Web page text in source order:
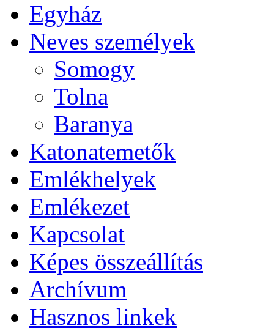
Egyház
Neves személyek
Somogy
Tolna
Baranya
Katonatemetők
Emlékhelyek
Emlékezet
Kapcsolat
Képes összeállítás
Archívum
Hasznos linkek